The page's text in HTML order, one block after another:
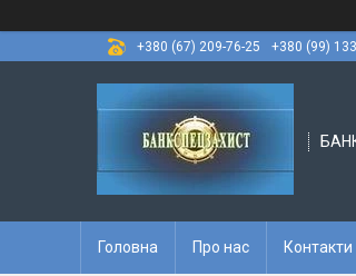
+380 (67) 209-76-25
+380 (99)
Головна Про нас Контакти